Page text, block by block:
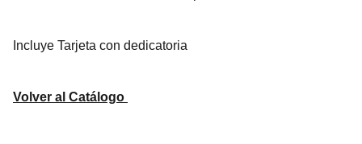
Incluye Tarjeta con dedicatoria
Volver al Catálogo